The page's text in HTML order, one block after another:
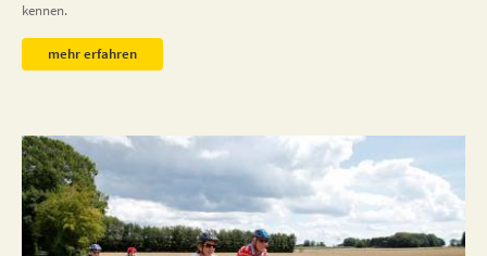
kennen.
mehr erfahren